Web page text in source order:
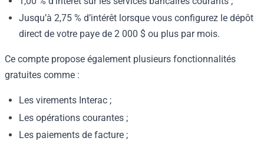
Jusqu’à 2,75 % d’intérêt lorsque vous configurez le dépôt
direct de votre paye de 2 000 $ ou plus par mois.
Ce compte propose également plusieurs fonctionnalités
gratuites comme :
Les virements Interac ;
Les opérations courantes ;
Les paiements de facture ;